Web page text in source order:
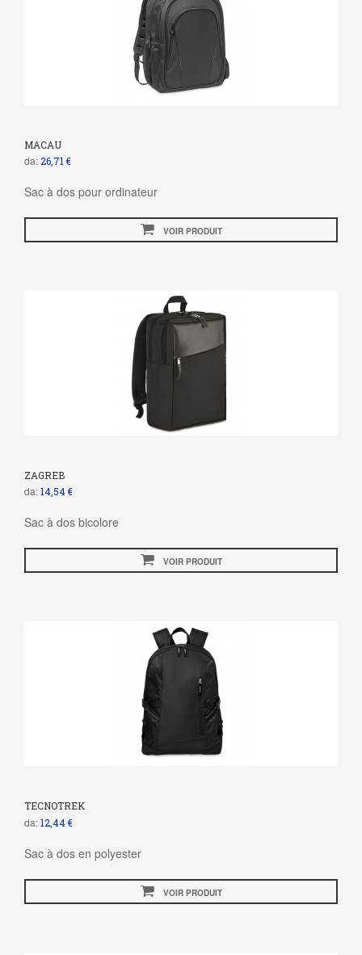
MACAU
da:26,71 €
Sac à dos pour ordinateur
VOIR PRODUIT
ZAGREB
da:14,54 €
Sac à dos bicolore
VOIR PRODUIT
TECNOTREK
da:12,44 €
Sac à dos en polyester
VOIR PRODUIT